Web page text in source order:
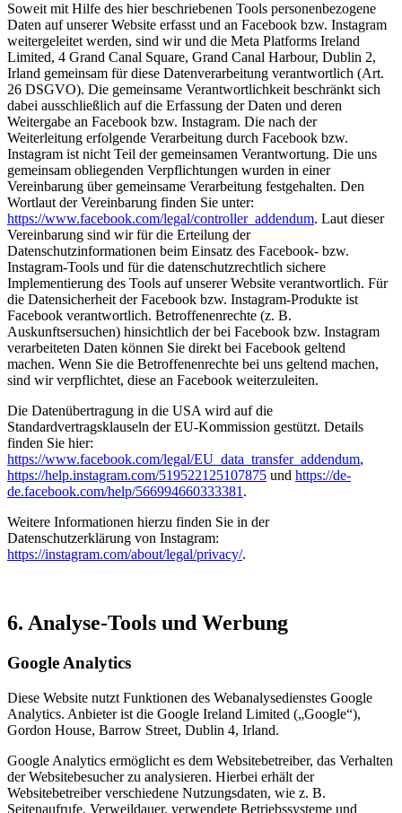
Soweit mit Hilfe des hier beschriebenen Tools personenbezogene
Daten auf unserer Website erfasst und an Facebook bzw. Instagram
weitergeleitet werden, sind wir und die Meta Platforms Ireland
Limited, 4 Grand Canal Square, Grand Canal Harbour, Dublin 2,
Irland gemeinsam für diese Datenverarbeitung verantwortlich (Art.
26 DSGVO). Die gemeinsame Verantwortlichkeit beschränkt sich
dabei ausschließlich auf die Erfassung der Daten und deren
Weitergabe an Facebook bzw. Instagram. Die nach der
Weiterleitung erfolgende Verarbeitung durch Facebook bzw.
Instagram ist nicht Teil der gemeinsamen Verantwortung. Die uns
gemeinsam obliegenden Verpflichtungen wurden in einer
Vereinbarung über gemeinsame Verarbeitung festgehalten. Den
Wortlaut der Vereinbarung finden Sie unter:
https://www.facebook.com/legal/controller_addendum. Laut dieser
Vereinbarung sind wir für die Erteilung der
Datenschutzinformationen beim Einsatz des Facebook- bzw.
Instagram-Tools und für die datenschutzrechtlich sichere
Implementierung des Tools auf unserer Website verantwortlich. Für
die Datensicherheit der Facebook bzw. Instagram-Produkte ist
Facebook verantwortlich. Betroffenenrechte (z. B.
Auskunftsersuchen) hinsichtlich der bei Facebook bzw. Instagram
verarbeiteten Daten können Sie direkt bei Facebook geltend
machen. Wenn Sie die Betroffenenrechte bei uns geltend machen,
sind wir verpflichtet, diese an Facebook weiterzuleiten.
Die Datenübertragung in die USA wird auf die
Standardvertragsklauseln der EU-Kommission gestützt. Details
finden Sie hier:
https://www.facebook.com/legal/EU_data_transfer_addendum,
https://help.instagram.com/519522125107875 und https://de-
de.facebook.com/help/566994660333381 .
Weitere Informationen hierzu finden Sie in der
Datenschutzerklärung von Instagram:
https://instagram.com/about/legal/privacy/.
6. Analyse-Tools und Werbung
Google Analytics
Diese Website nutzt Funktionen des Webanalysedienstes Google
Analytics. Anbieter ist die Google Ireland Limited („Google“),
Gordon House, Barrow Street, Dublin 4, Irland.
Google Analytics ermöglicht es dem Websitebetreiber, das Verhalten
der Websitebesucher zu analysieren. Hierbei erhält der
Websitebetreiber verschiedene Nutzungsdaten, wie z. B.
Seitenaufrufe, Verweildauer, verwendete Betriebssysteme und